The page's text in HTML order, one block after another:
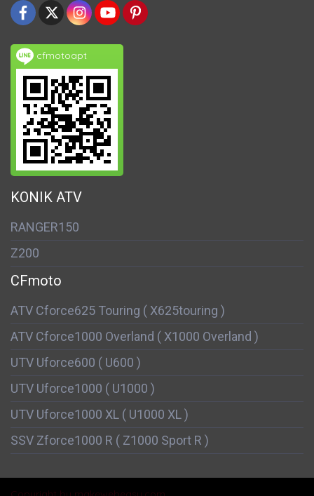
cfmotoapt
KONIK ATV
RANGER150
Z200
CFmoto
ATV Cforce625 Touring ( X625touring )
ATV Cforce1000 Overland ( X1000 Overland )
UTV Uforce600 ( U600 )
UTV Uforce1000 ( U1000 )
UTV Uforce1000 XL ( U1000 XL )
SSV Zforce1000 R ( Z1000 Sport R )